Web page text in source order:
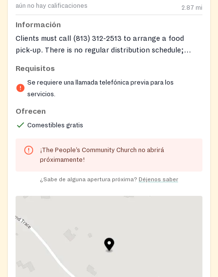
aún no hay calificaciones
2.87 mi
Información
Clients must call (813) 312-2513 to arrange a food
pick-up. There is no regular distribution schedule;
Requisitos
Se requiere una llamada telefónica previa para los
servicios.
Ofrecen
Comestibles gratis
¡The People’s Community Church no abrirá
próximamente!
¿Sabe de alguna apertura próxima? Déjenos saber